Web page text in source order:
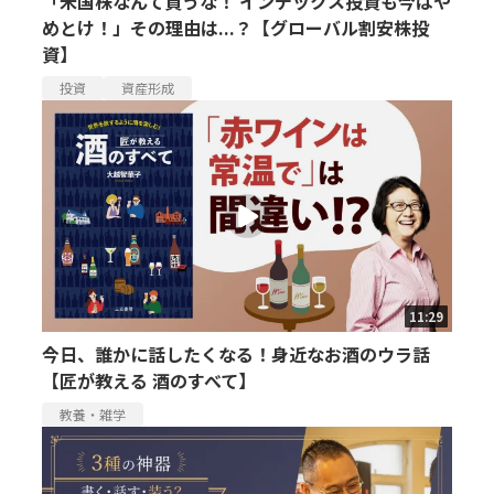
めとけ！」その理由は...？【グローバル割安株投
資】
投資 資産形成
11:29
今日、誰かに話したくなる！身近なお酒のウラ話
【匠が教える 酒のすべて】
教養・雑学